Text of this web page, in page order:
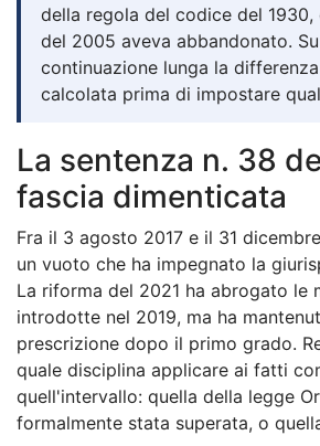
della regola del codice del 1930,
del 2005 aveva abbandonato.
continuazione lunga la
calcolata prima di impostare
La sentenza n. 38
fascia dimenticata
Fra il 3 agosto 2017 e il 31
un vuoto che ha impegnato la
La riforma del 2021 ha abrogato le
introdotte nel 2019, ma ha
prescrizione dopo il primo grado.
quale disciplina applicare ai fatti
quell'intervallo: quella della legge
formalmente stata superata, o